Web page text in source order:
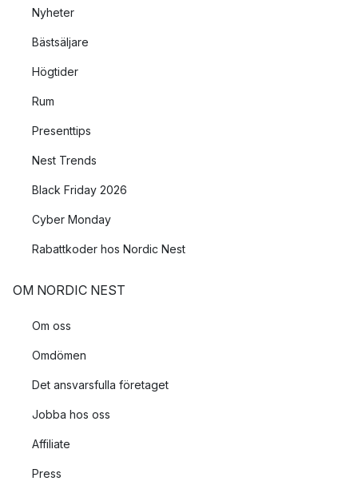
Nyheter
Bästsäljare
Högtider
Rum
Presenttips
Nest Trends
Black Friday 2026
Cyber Monday
Rabattkoder hos Nordic Nest
OM NORDIC NEST
Om oss
Omdömen
Det ansvarsfulla företaget
Jobba hos oss
Affiliate
Press